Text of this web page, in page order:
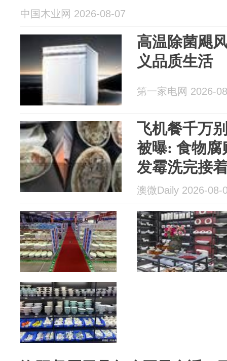
中国木业网 2026-08-07
高温除菌飓
义品质生活
第一家电网 2026-
飞机餐千万
被曝: 食物腐
发霉洗完接
珍都用这家
澳微Daily 2026-08-